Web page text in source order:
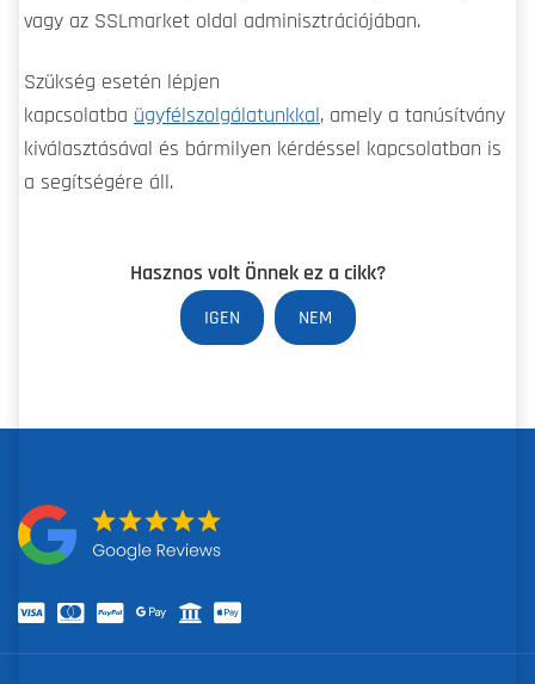
vagy az SSLmarket oldal adminisztrációjában.
Szükség esetén lépjen
kapcsolatba ügyfélszolgálatunkkal , amely a tanúsítvány
kiválasztásával és bármilyen kérdéssel kapcsolatban is
a segítségére áll.
Hasznos volt Önnek ez a cikk?
IGEN NEM